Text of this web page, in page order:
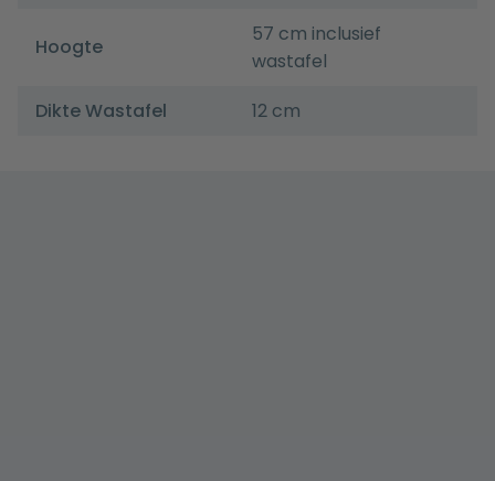
Hoogte
57 cm inclusief
wastafel
Dikte Wastafel
12 cm